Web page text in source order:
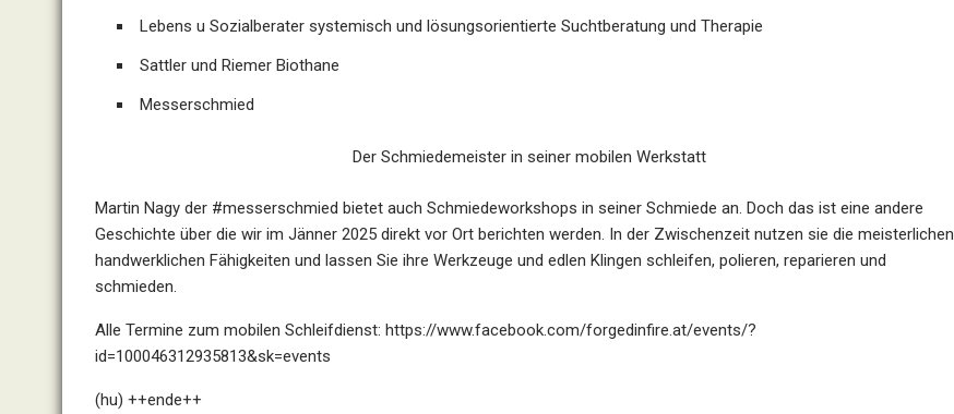
Lebens u Sozialberater systemisch und lösungsorientierte Suchtberatung und Therapie
Sattler und Riemer Biothane
Messerschmied
Der Schmiedemeister in seiner mobilen Werkstatt
Martin Nagy der #messerschmied bietet auch Schmiedeworkshops in seiner Schmiede an. Doch das ist eine andere
Geschichte über die wir im Jänner 2025 direkt vor Ort berichten werden. In der Zwischenzeit nutzen sie die meisterlichen
handwerklichen Fähigkeiten und lassen Sie ihre Werkzeuge und edlen Klingen schleifen, polieren, reparieren und
schmieden.
Alle Termine zum mobilen Schleifdienst: https://www.facebook.com/forgedinfire.at/events/?
id=100046312935813&sk=events
(hu) ++ende++